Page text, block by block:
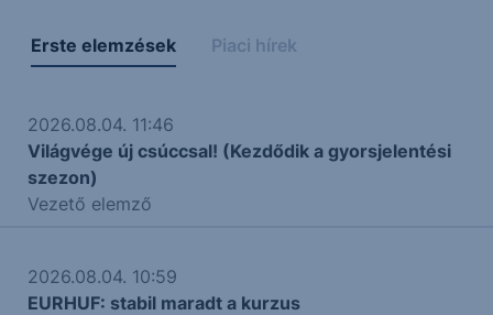
Erste elemzések Piaci hírek
2026.08.04. 11:46
Világvége új csúccsal! (Kezdődik a gyorsjelentési
szezon)
Vezető elemző
2026.08.04. 10:59
EURHUF: stabil maradt a kurzus